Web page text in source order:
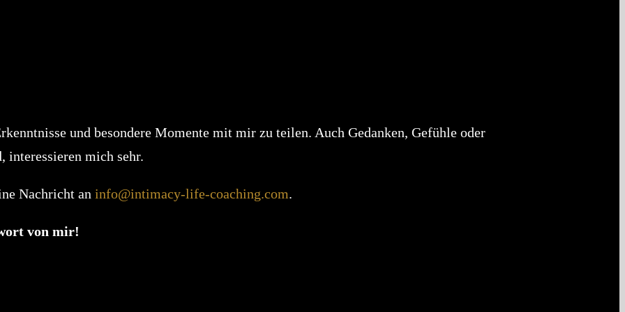
und besondere Momente mit mir zu teilen. Auch Gedanken, Gefühle oder
interessieren mich sehr.
Nachricht an info@intimacy-life-coaching.com.
von mir!